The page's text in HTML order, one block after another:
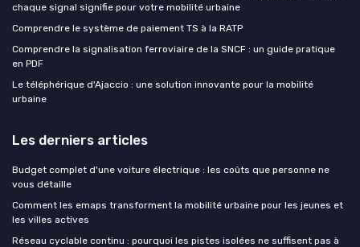
chaque signal signifie pour votre mobilité urbaine
Comprendre le système de paiement TS à la RATP
Comprendre la signalisation ferroviaire de la SNCF : un guide pratique
en PDF
Le téléphérique d'Ajaccio : une solution innovante pour la mobilité
urbaine
Les derniers articles
Budget complet d'une voiture électrique : les coûts que personne ne
vous détaille
Comment les emaps transforment la mobilité urbaine pour les jeunes et
les villes actives
Réseau cyclable continu : pourquoi les pistes isolées ne suffisent pas à